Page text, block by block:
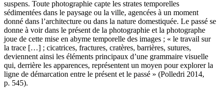
suspens. Toute photographie capte les strates temporelles
sédimentées dans le paysage ou la ville, agencées à un moment
donné dans l’architecture ou dans la nature domestiquée. Le passé se
donne à voir dans le présent de la photographie et la photographe
joue de cette mise en abyme temporelle des images ; « le travail sur
la trace […] ; cicatrices, fractures, cratères, barrières, sutures,
deviennent ainsi les éléments principaux d’une grammaire visuelle
qui, derrière les apparences, représentent un moyen pour explorer la
ligne de démarcation entre le présent et le passé » (Polledri 2014,
p. 545).